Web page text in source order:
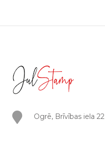
Ogrē, Brīvības iela 22